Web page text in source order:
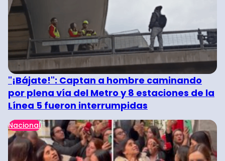
"¡Bájate!": Captan a hombre caminando
por plena vía del Metro y 8 estaciones de la
Línea 5 fueron interrumpidas
Nacional